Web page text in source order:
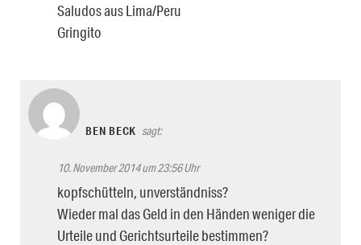
Saludos aus Lima/Peru
Gringito
BEN BECK sagt:
10. November 2014 um 23:56 Uhr
kopfschütteln, unverständniss?
Wieder mal das Geld in den Händen weniger die
Urteile und Gerichtsurteile bestimmen?